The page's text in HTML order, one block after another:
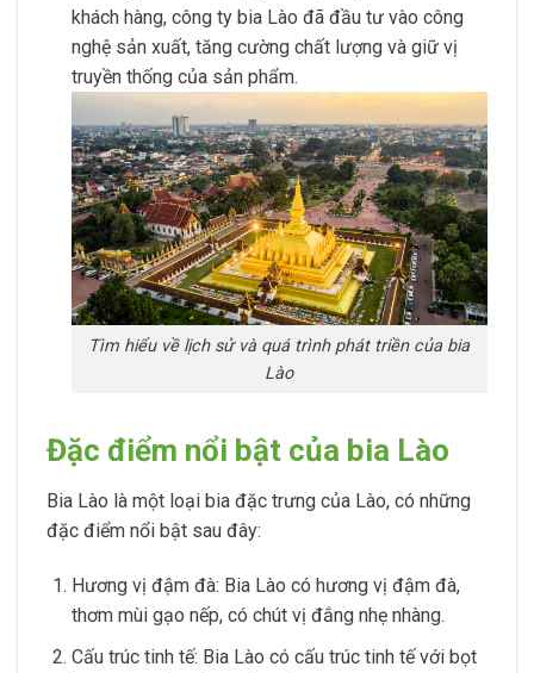
khách hàng, công ty bia Lào đã đầu tư vào công
nghệ sản xuất, tăng cường chất lượng và giữ vị
truyền thống của sản phẩm.
Tìm hiểu về lịch sử và quá trình phát triền của bia
Lào
Đặc điểm nổi bật của bia Lào
Bia Lào là một loại bia đặc trưng của Lào, có những
đặc điểm nổi bật sau đây:
Hương vị đậm đà: Bia Lào có hương vị đậm đà,
thơm mùi gạo nếp, có chút vị đắng nhẹ nhàng.
Cấu trúc tinh tế: Bia Lào có cấu trúc tinh tế với bọt